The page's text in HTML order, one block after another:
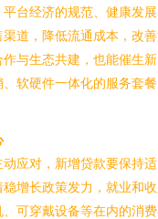
台经济的规范、健康发
道，降低流通成本，改
与生态共建，也能催生
软硬件一体化的服务套餐
应对，新增贷款要保持
增长政策发力，就业和
可穿戴设备等在内的消